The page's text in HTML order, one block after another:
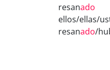
resanado
ellos/ellas/
resanado/